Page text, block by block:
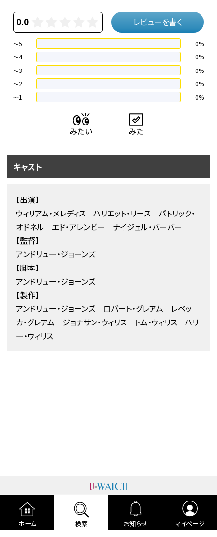
ホーム 検索 お知らせ マイページ
0.0 レビューを書く
～5
0%
～4
0%
〜3
0%
〜2
0%
〜1
0%
キャスト
【出演】
ウィリアム・メレディス ハリエット・リース パトリック・
オドネル エド・アレンビー ナイジェル・バーバー
【監督】
アンドリュー・ジョーンズ
【脚本】
アンドリュー・ジョーンズ
【製作】
アンドリュー・ジョーンズ ロバート・グレアム レベッ
カ・グレアム ジョナサン・ウィリス トム・ウィリス ハリ
ー・ウィリス
運営者情報 プライバシーポリシー
cookieポリシー
利用規約
ご利用ガイド 編集部より
広告掲載について